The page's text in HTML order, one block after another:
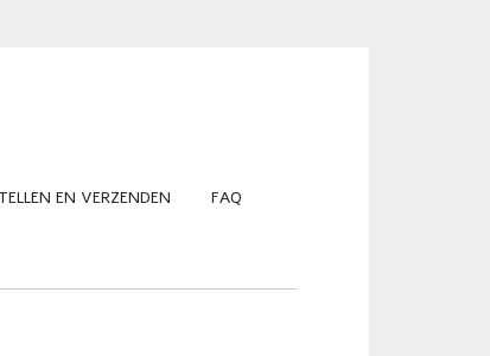
EN VERZENDEN FAQ